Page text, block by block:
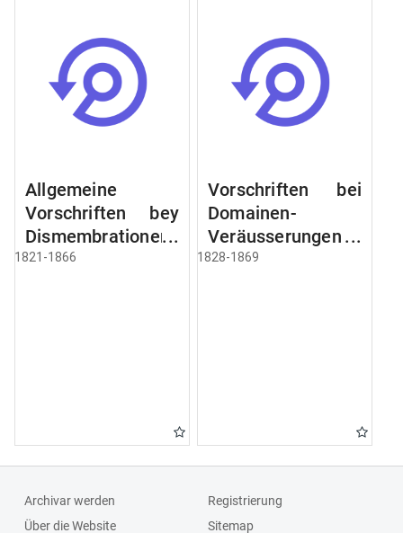
Allgemeine
Vorschriften bey
Dismembrationen
Domainen-
1821-1866
Vorschriften bei
Domainen-
Veräusserungen
und
1828-1869
Archivar werden
Über die Website
Registrierung
Sitemap